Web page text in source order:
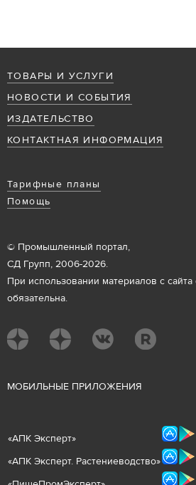
ТОВАРЫ И УСЛУГИ
НОВОСТИ И СОБЫТИЯ
ИЗДАТЕЛЬСТВО
КОНТАКТНАЯ ИНФОРМАЦИЯ
Тарифные планы
Помощь
© Промышленный портал,
СД Групп, 2006-2026.
При использовании материалов с
обязательна.
МОБИЛЬНЫЕ ПРИЛОЖЕНИЯ
«АПК Эксперт»
«АПК Эксперт. Растениеводство»